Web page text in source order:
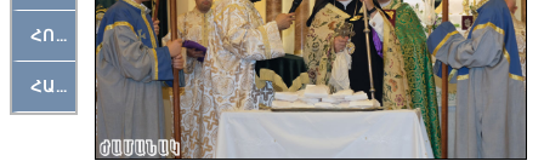
ՀՈԳԵՄՏԱՒՈՐ
ՀԱՐԹԱԿ